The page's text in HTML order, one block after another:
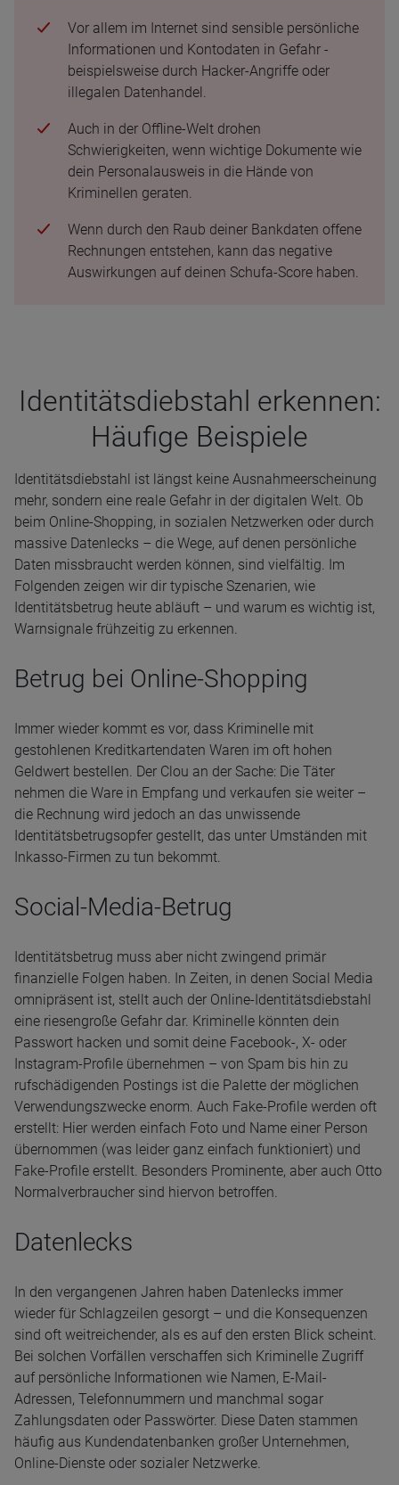
Vor allem im Internet sind sensible persönliche
Informationen und Kontodaten in Gefahr -
beispielsweise durch Hacker-Angriffe oder
illegalen Datenhandel.
Auch in der Offline-Welt drohen
Schwierigkeiten, wenn wichtige Dokumente wie
dein Personalausweis in die Hände von
Kriminellen geraten.
Wenn durch den Raub deiner Bankdaten offene
Rechnungen entstehen, kann das negative
Auswirkungen auf deinen Schufa-Score haben.
Iden­ti­täts­dieb­stahl erken­nen:
Häu­fige Bei­spiele
Identitätsdiebstahl ist längst keine Ausnahmeerscheinung
mehr, sondern eine reale Gefahr in der digitalen Welt. Ob
beim Online-Shopping, in sozialen Netzwerken oder durch
massive Datenlecks – die Wege, auf denen persönliche
Daten missbraucht werden können, sind vielfältig. Im
Folgenden zeigen wir dir typische Szenarien, wie
Identitätsbetrug heute abläuft – und warum es wichtig ist,
Warnsignale frühzeitig zu erkennen.
Betrug bei Online-Shopping
Immer wieder kommt es vor, dass Kriminelle mit
gestohlenen Kreditkartendaten Waren im oft hohen
Geldwert bestellen. Der Clou an der Sache: Die Täter
nehmen die Ware in Empfang und verkaufen sie weiter –
die Rechnung wird jedoch an das unwissende
Identitätsbetrugsopfer gestellt, das unter Umständen mit
Inkasso-Firmen zu tun bekommt.
Social-Media-Betrug
Identitätsbetrug muss aber nicht zwingend primär
finanzielle Folgen haben. In Zeiten, in denen Social Media
omnipräsent ist, stellt auch der Online-Identitätsdiebstahl
eine riesengroße Gefahr dar. Kriminelle könnten dein
Passwort hacken und somit deine Facebook-, X- oder
Instagram-Profile übernehmen – von Spam bis hin zu
rufschädigenden Postings ist die Palette der möglichen
Verwendungszwecke enorm. Auch Fake-Profile werden oft
erstellt: Hier werden einfach Foto und Name einer Person
übernommen (was leider ganz einfach funktioniert) und
Fake-Profile erstellt. Besonders Prominente, aber auch Otto
Normalverbraucher sind hiervon betroffen.
Datenlecks
In den vergangenen Jahren haben Datenlecks immer
wieder für Schlagzeilen gesorgt – und die Konsequenzen
sind oft weitreichender, als es auf den ersten Blick scheint.
Bei solchen Vorfällen verschaffen sich Kriminelle Zugriff
auf persönliche Informationen wie Namen, E-Mail-
Adressen, Telefonnummern und manchmal sogar
Zahlungsdaten oder Passwörter. Diese Daten stammen
häufig aus Kundendatenbanken großer Unternehmen,
Online-Dienste oder sozialer Netzwerke.